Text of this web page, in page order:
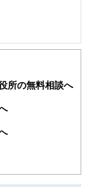
関する記事を、日々
りやすく発信していま
る書籍・雑誌の編集経
載まですべての工程に
を追求しています。
所の無料相談へ